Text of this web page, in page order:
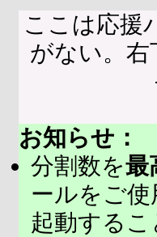
ここは応援
がない。
お知らせ：
分割数を最
ールをご
起動する